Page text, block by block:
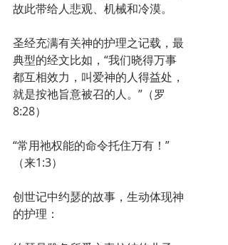
故此带给人悲观、机械和冷漠。
圣经充满有关神的护理之记载，最
典型的经文比如，“我们晓得万事
都互相效力，叫爱神的人得益处，
就是按祂旨意被召的人。”（罗
8:28）
“常用祂权能的命令托住万有！”
（来1:3）
创世记中约瑟的故事，生动体现神
的护理：